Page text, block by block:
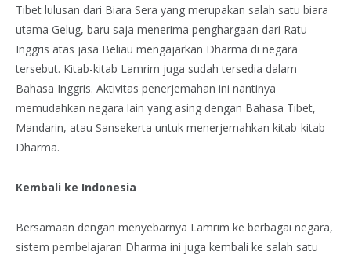
Tibet lulusan dari Biara Sera yang merupakan salah satu biara
utama Gelug, baru saja menerima penghargaan dari Ratu
Inggris atas jasa Beliau mengajarkan Dharma di negara
tersebut. Kitab-kitab Lamrim juga sudah tersedia dalam
Bahasa Inggris. Aktivitas penerjemahan ini nantinya
memudahkan negara lain yang asing dengan Bahasa Tibet,
Mandarin, atau Sansekerta untuk menerjemahkan kitab-kitab
Dharma.
Kembali ke Indonesia
Bersamaan dengan menyebarnya Lamrim ke berbagai negara,
sistem pembelajaran Dharma ini juga kembali ke salah satu